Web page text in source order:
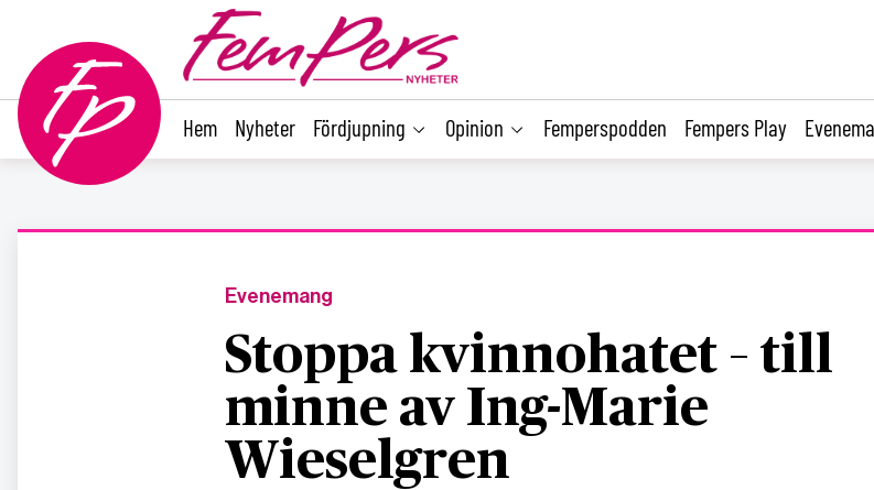
Hem Nyheter Fördjupning Opinion Femperspodden Fempers Play
Evenemang
Stoppa kvinnohatet – till
minne av Ing-Marie
Wieselgren